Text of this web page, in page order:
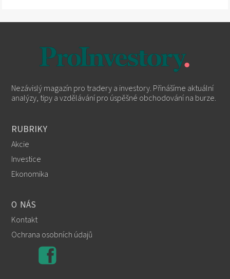
Nezávislý magazín pro tradery a investory. Přinášíme aktuální
analýzy, tipy a vzdělávání pro úspěšné obchodování na burze.
RUBRIKY
Akcie
Investice
Ekonomika
O NÁS
Kontakt
Ochrana osobních údajů